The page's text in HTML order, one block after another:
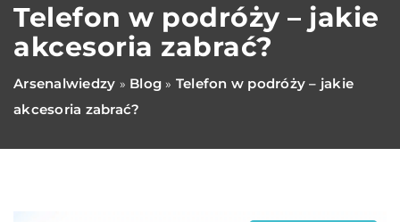
Telefon w podróży – jakie
akcesoria zabrać?
Arsenalwiedzy » Blog » Telefon w podróży – jakie
akcesoria zabrać?